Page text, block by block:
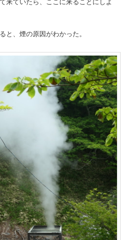
と、煙の原因がわかった。